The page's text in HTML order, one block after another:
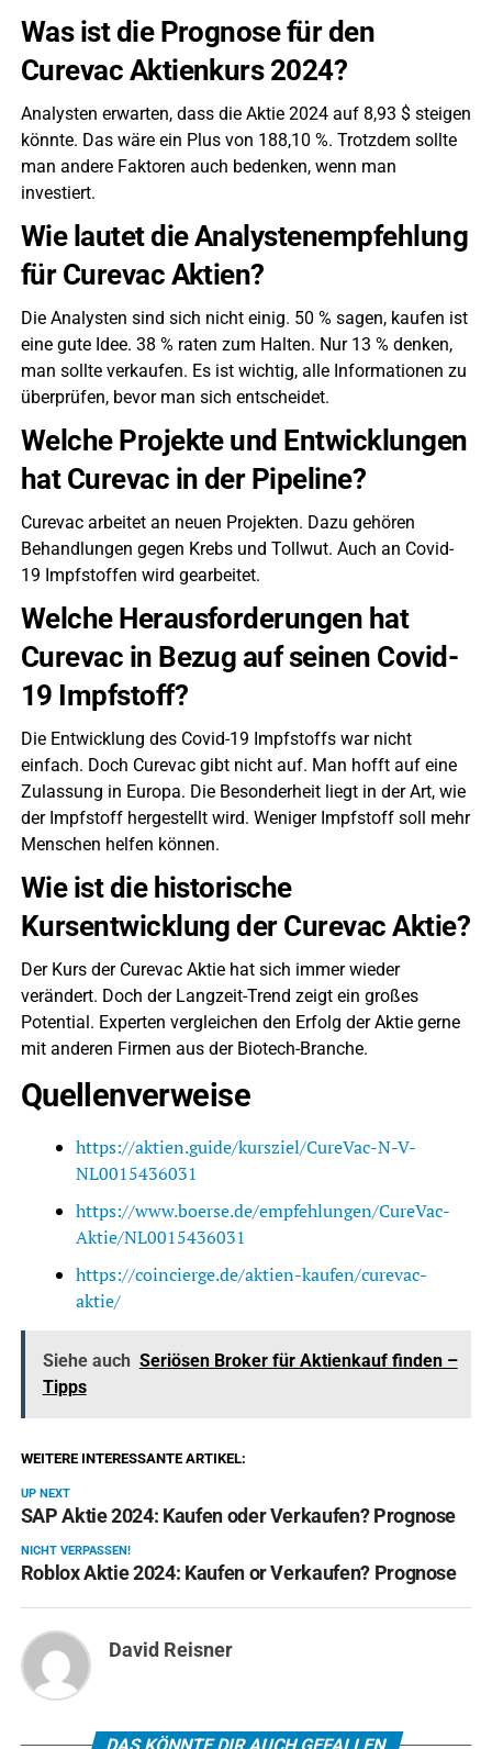
Was ist die Prognose für den
Curevac Aktienkurs 2024?
Analysten erwarten, dass die Aktie 2024 auf 8,93 $ steigen
könnte. Das wäre ein Plus von 188,10 %. Trotzdem sollte
man andere Faktoren auch bedenken, wenn man
investiert.
Wie lautet die Analystenempfehlung
für Curevac Aktien?
Die Analysten sind sich nicht einig. 50 % sagen, kaufen ist
eine gute Idee. 38 % raten zum Halten. Nur 13 % denken,
man sollte verkaufen. Es ist wichtig, alle Informationen zu
überprüfen, bevor man sich entscheidet.
Welche Projekte und Entwicklungen
hat Curevac in der Pipeline?
Curevac arbeitet an neuen Projekten. Dazu gehören
Behandlungen gegen Krebs und Tollwut. Auch an Covid-
19 Impfstoffen wird gearbeitet.
Welche Herausforderungen hat
Curevac in Bezug auf seinen Covid-
19 Impfstoff?
Die Entwicklung des Covid-19 Impfstoffs war nicht
einfach. Doch Curevac gibt nicht auf. Man hofft auf eine
Zulassung in Europa. Die Besonderheit liegt in der Art, wie
der Impfstoff hergestellt wird. Weniger Impfstoff soll mehr
Menschen helfen können.
Wie ist die historische
Kursentwicklung der Curevac Aktie?
Der Kurs der Curevac Aktie hat sich immer wieder
verändert. Doch der Langzeit-Trend zeigt ein großes
Potential. Experten vergleichen den Erfolg der Aktie gerne
mit anderen Firmen aus der Biotech-Branche.
Quellenverweise
https://aktien.guide/kursziel/CureVac-N-V-
NL0015436031
https://www.boerse.de/empfehlungen/CureVac-
Aktie/NL0015436031
https://coincierge.de/aktien-kaufen/curevac-
aktie/
Siehe auch Seriösen Broker für Aktienkauf finden –
Tipps
WEITERE INTERESSANTE ARTIKEL:
UP NEXT
SAP Aktie 2024: Kaufen oder Verkaufen? Prognose
NICHT VERPASSEN!
Roblox Aktie 2024: Kaufen or Verkaufen? Prognose
David Reisner